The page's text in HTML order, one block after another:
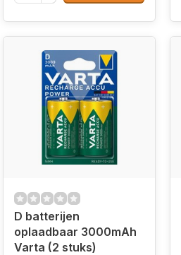
D batterijen
oplaadbaar 3000mAh
Varta (2 stuks)